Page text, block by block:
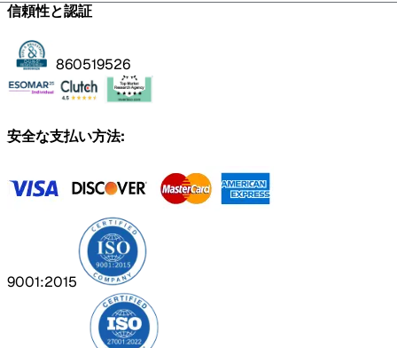
信頼性と認証
860519526
安全な支払い方法:
9001:2015